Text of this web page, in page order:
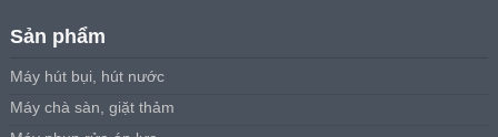
Sản phẩm
Máy hút bụi, hút nước
Máy chà sàn, giặt thảm